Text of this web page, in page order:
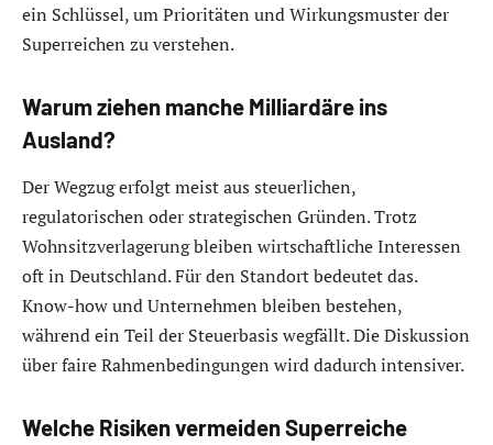
ein Schlüssel, um Prioritäten und Wirkungsmuster der
Superreichen zu verstehen.
Warum ziehen manche Milliardäre ins
Ausland?
Der Wegzug erfolgt meist aus steuerlichen,
regulatorischen oder strategischen Gründen. Trotz
Wohnsitzverlagerung bleiben wirtschaftliche Interessen
oft in Deutschland. Für den Standort bedeutet das.
Know-how und Unternehmen bleiben bestehen,
während ein Teil der Steuerbasis wegfällt. Die Diskussion
über faire Rahmenbedingungen wird dadurch intensiver.
Welche Risiken vermeiden Superreiche